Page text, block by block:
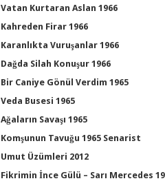
Vatan Kurtaran Aslan 1966
Kahreden Firar 1966
Karanlıkta Vuruşanlar 1966
Dağda Silah Konuşur 1966
Bir Caniye Gönül Verdim 1965
Veda Busesi 1965
Ağaların Savaşı 1965
Komşunun Tavuğu 1965 Senarist
Umut Üzümleri 2012
Fikrimin İnce Gülü – Sarı Mercedes